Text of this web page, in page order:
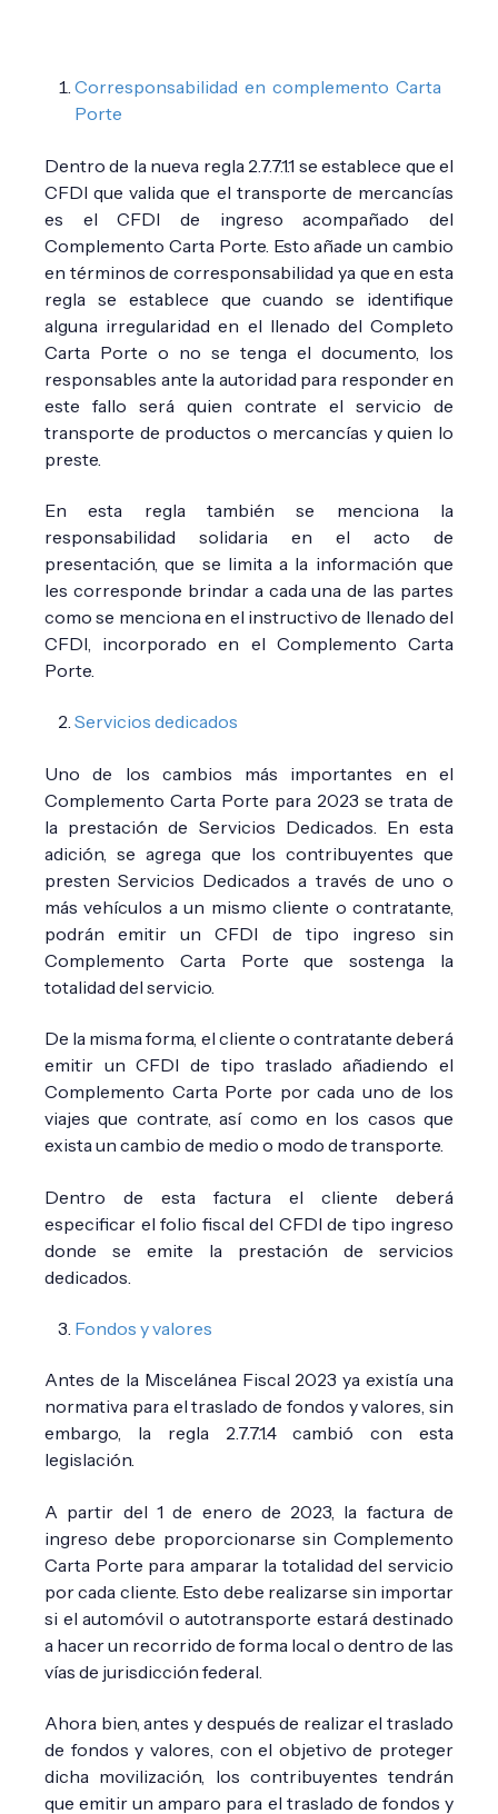
Corresponsabilidad en complemento Carta
Porte
Dentro de la nueva regla 2.7.7.1.1 se establece que el
CFDI que valida que el transporte de mercancías
es el CFDI de ingreso acompañado del
Complemento Carta Porte. Esto añade un cambio
en términos de corresponsabilidad ya que en esta
regla se establece que cuando se identifique
alguna irregularidad en el llenado del Completo
Carta Porte o no se tenga el documento, los
responsables ante la autoridad para responder en
este fallo será quien contrate el servicio de
transporte de productos o mercancías y quien lo
preste.
En esta regla también se menciona la
responsabilidad solidaria en el acto de
presentación, que se limita a la información que
les corresponde brindar a cada una de las partes
como se menciona en el instructivo de llenado del
CFDI, incorporado en el Complemento Carta
Porte.
Servicios dedicados
Uno de los cambios más importantes en el
Complemento Carta Porte para 2023 se trata de
la prestación de Servicios Dedicados. En esta
adición, se agrega que los contribuyentes que
presten Servicios Dedicados a través de uno o
más vehículos a un mismo cliente o contratante,
podrán emitir un CFDI de tipo ingreso sin
Complemento Carta Porte que sostenga la
totalidad del servicio.
De la misma forma, el cliente o contratante deberá
emitir un CFDI de tipo traslado añadiendo el
Complemento Carta Porte por cada uno de los
viajes que contrate, así como en los casos que
exista un cambio de medio o modo de transporte.
Dentro de esta factura el cliente deberá
especificar el folio fiscal del CFDI de tipo ingreso
donde se emite la prestación de servicios
dedicados.
Fondos y valores
Antes de la Miscelánea Fiscal 2023 ya existía una
normativa para el traslado de fondos y valores, sin
embargo, la regla 2.7.7.1.4 cambió con esta
legislación.
A partir del 1 de enero de 2023, la factura de
ingreso debe proporcionarse sin Complemento
Carta Porte para amparar la totalidad del servicio
por cada cliente. Esto debe realizarse sin importar
si el automóvil o autotransporte estará destinado
a hacer un recorrido de forma local o dentro de las
vías de jurisdicción federal.
Ahora bien, antes y después de realizar el traslado
de fondos y valores, con el objetivo de proteger
dicha movilización, los contribuyentes tendrán
que emitir un amparo para el traslado de fondos y